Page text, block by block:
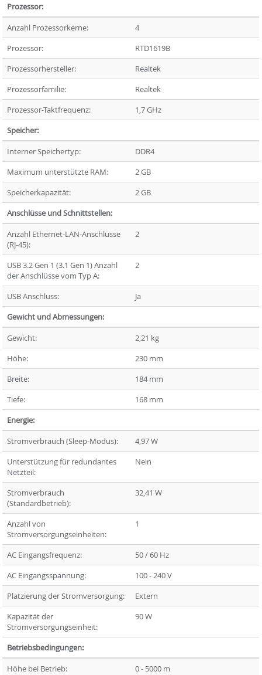
Prozessor:
Anzahl Prozessorkerne:
4
Prozessor:
RTD1619B
Prozessorhersteller:
Realtek
Prozessorfamilie:
Realtek
Prozessor-Taktfrequenz:
1,7 GHz
Speicher:
Interner Speichertyp:
DDR4
Maximum unterstützte RAM:
2 GB
Speicherkapazität:
2 GB
Anschlüsse und Schnittstellen:
Anzahl Ethernet-LAN-Anschlüsse
(RJ-45):
2
USB 3.2 Gen 1 (3.1 Gen 1) Anzahl
der Anschlüsse vom Typ A:
2
USB Anschluss:
Ja
Gewicht und Abmessungen:
Gewicht:
2,21 kg
Höhe:
230 mm
Breite:
184 mm
Tiefe:
168 mm
Energie:
Stromverbrauch (Sleep-Modus):
4,97 W
Unterstützung für redundantes
Netzteil:
Nein
Stromverbrauch
(Standardbetrieb):
32,41 W
Anzahl von
Stromversorgungseinheiten:
1
AC Eingangsfrequenz:
50 / 60 Hz
AC Eingangsspannung:
100 - 240 V
Platzierung der Stromversorgung:
Extern
Kapazität der
Stromversorgungseinheit:
90 W
Betriebsbedingungen:
Höhe bei Betrieb:
0 - 5000 m